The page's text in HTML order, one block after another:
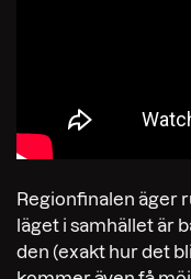
Regionfinalen äger
läget i samhället är
den (exakt hur det